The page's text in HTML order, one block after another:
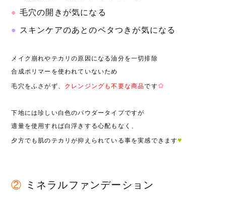
● 毛穴の開きが気になる
● スキンケアのあとのベタつきが気になる
メイク崩れやテカリの原因になる油分を一切排除
合成ポリマーを使われていないため
毛穴をふさがず、 クレンジングも不要な商品です✿
下地には珍しい白色のパウダータイプですが
適量を使用すれば白浮きする心配もなく、
夕方でも肌のテカリが抑えられている事を実感できます♥
② ミネラルファンデーション